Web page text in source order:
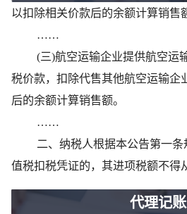
以扣除相关价款后的余额计算销售
……
(三)航空运输企业提供航空运输
税价款，扣除代售其他航空运输企
后的余额计算销售额。
……
二、纳税人根据本公告第一条
值税扣税凭证的，其进项税额不得
代理记账